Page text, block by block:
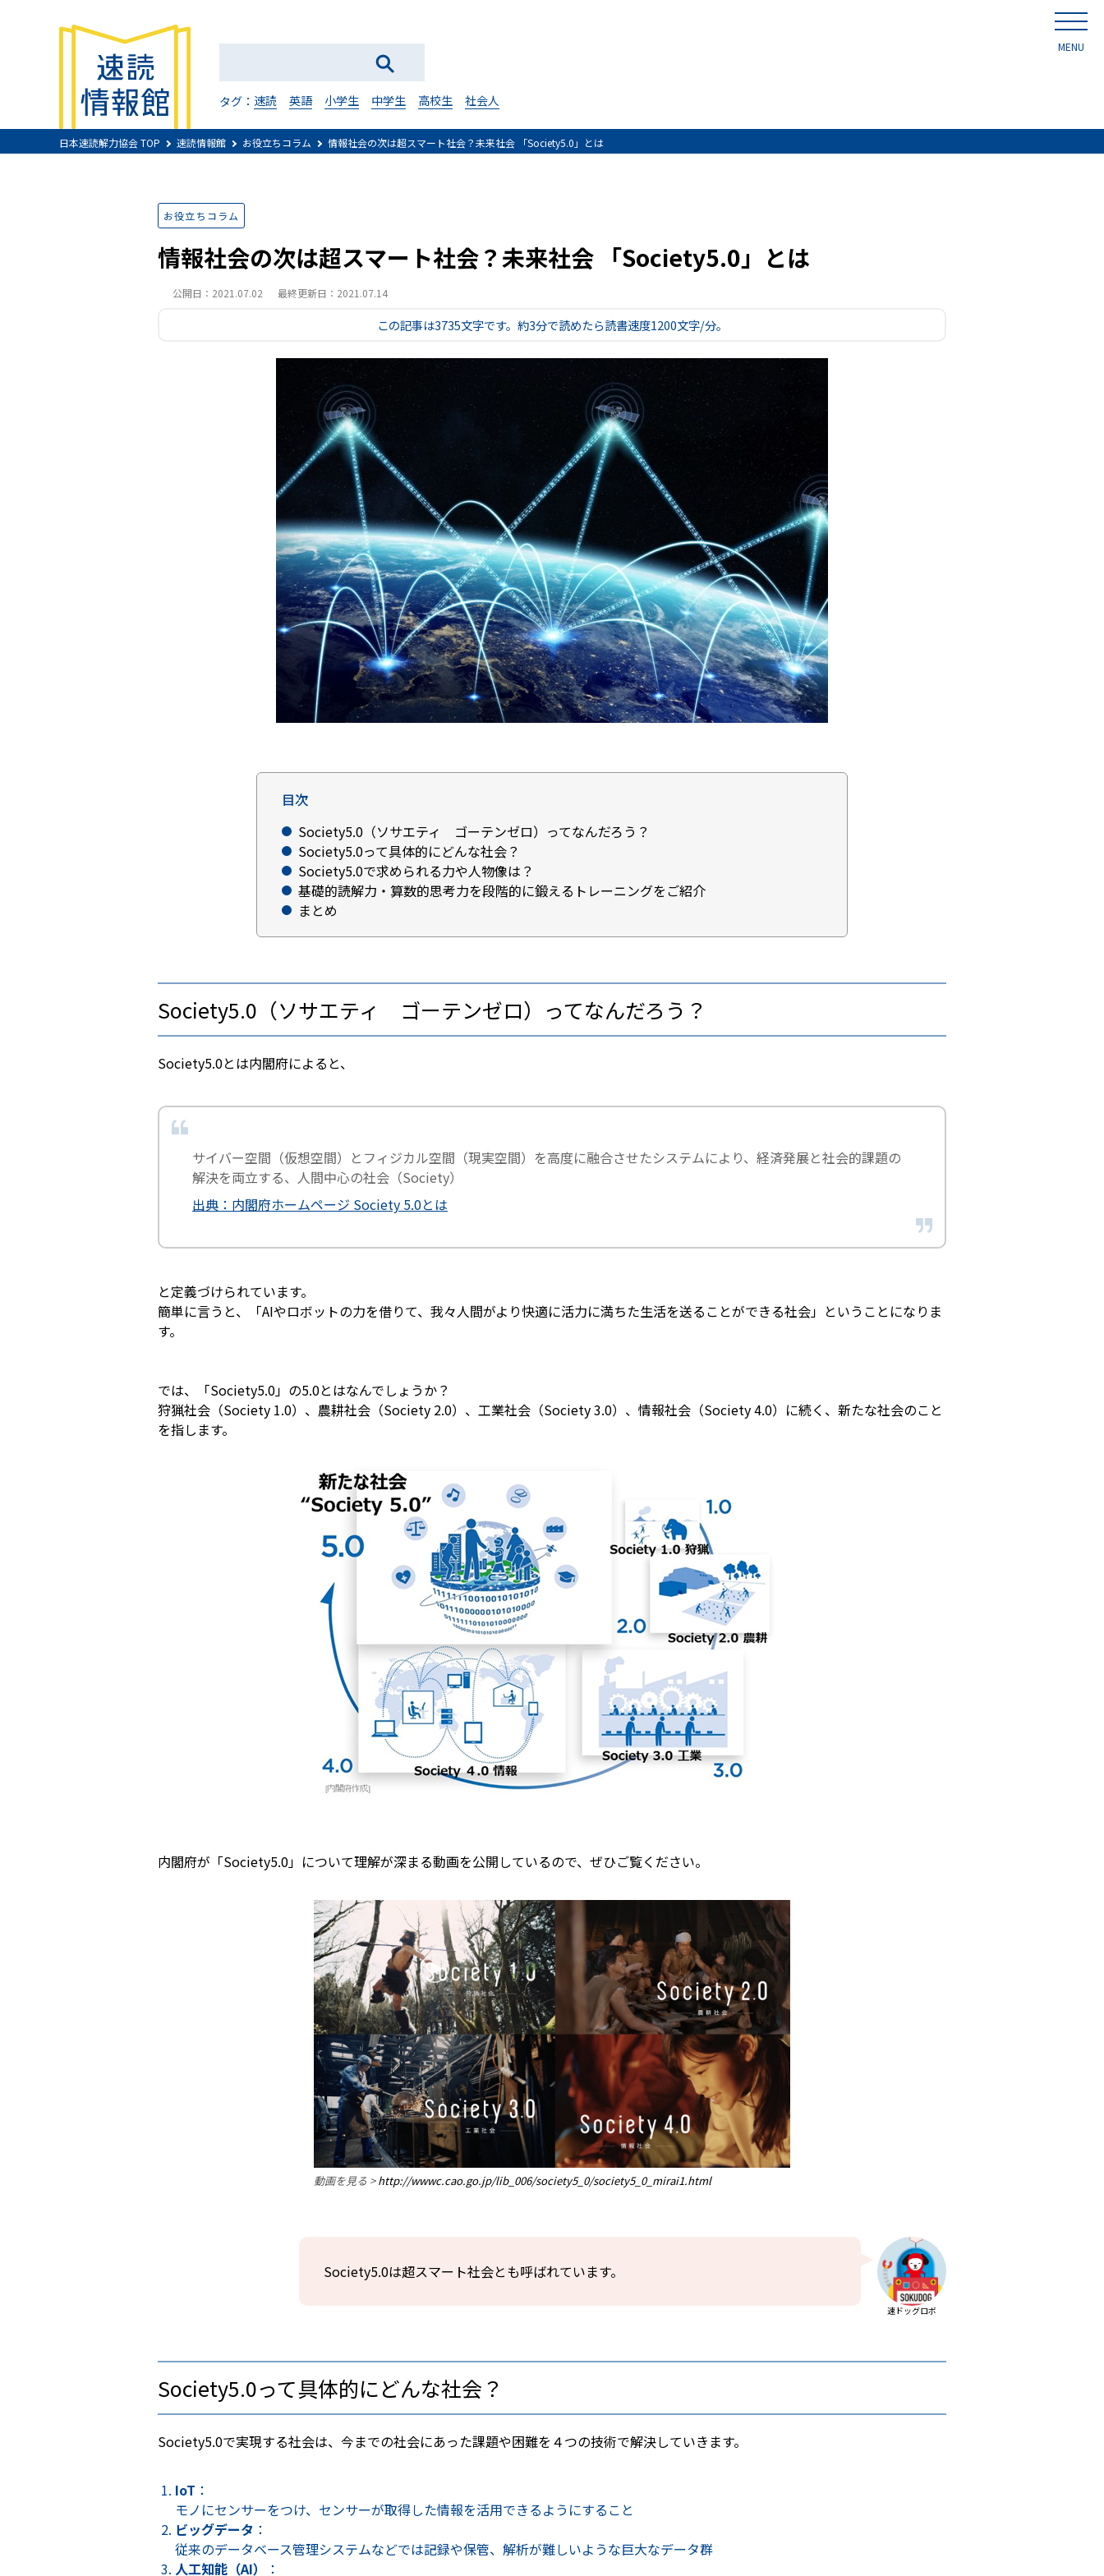
MENU
タグ： 速読 英語 小学生 中学生 高校生 社会人
日本速読解力協会 TOP 速読情報館 お役立ちコラム 情報社会の次は超スマート社会？未来社会 「Society5.0」とは
お役立ちコラム
情報社会の次は超スマート社会？未来社会 「Society5.0」とは
公開日：2021.07.02 最終更新日：2021.07.14
この記事は3735文字です。 約3分で読めたら読書速度1200文字/分。
目次
Society5.0（ソサエティ ゴーテンゼロ）ってなんだろう？
Society5.0って具体的にどんな社会？
Society5.0で求められる力や人物像は？
基礎的読解力・算数的思考力を段階的に鍛えるトレーニングをご紹介
まとめ
Society5.0（ソサエティ ゴーテンゼロ）ってなんだろう？
Society5.0とは内閣府によると、
サイバー空間（仮想空間）とフィジカル空間（現実空間）を高度に融合させたシステムにより、経済発展と社会的課題の
解決を両立する、人間中心の社会（Society）
出典：内閣府ホームページ Society 5.0とは
と定義づけられています。
簡単に言うと、「AIやロボットの力を借りて、我々人間がより快適に活力に満ちた生活を送ることができる社会」ということになりま
す。
では、「Society5.0」の5.0とはなんでしょうか？
狩猟社会（Society 1.0）、農耕社会（Society 2.0）、工業社会（Society 3.0）、情報社会（Society 4.0）に続く、新たな社会のこと
を指します。
内閣府が「Society5.0」について理解が深まる動画を公開しているので、ぜひご覧ください。
動画を見る >http://wwwc.cao.go.jp/lib_006/society5_0/society5_0_mirai1.html
Society5.0は超スマート社会とも呼ばれています。
速ドッグロボ
Society5.0って具体的にどんな社会？
Society5.0で実現する社会は、今までの社会にあった課題や困難を４つの技術で解決していきます。
IoT ：
モノにセンサーをつけ、センサーが取得した情報を活用できるようにすること
ビッグデータ ：
従来のデータベース管理システムなどでは記録や保管、解析が難しいような巨大なデータ群
人工知能（AI）
：